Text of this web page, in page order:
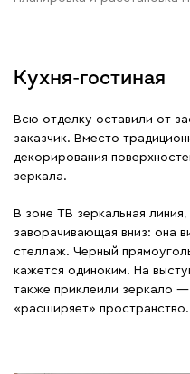
Кухня-гостиная
Всю отделку оставили от
заказчик. Вместо
декорирования
зеркала.
В зоне ТВ зеркальная
заворачивающая вниз: она
стеллаж. Черный
кажется одиноким. На
также приклеили зеркало
«расширяет» пространство.